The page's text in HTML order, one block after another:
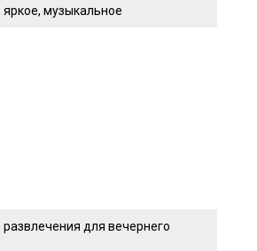
музыкальное
для вечернего